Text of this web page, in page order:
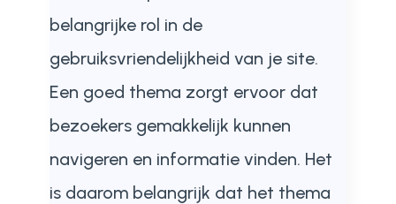
belangrijke rol in de
gebruiksvriendelijkheid van je site.
Een goed thema zorgt ervoor dat
bezoekers gemakkelijk kunnen
navigeren en informatie vinden. Het
is daarom belangrijk dat het thema